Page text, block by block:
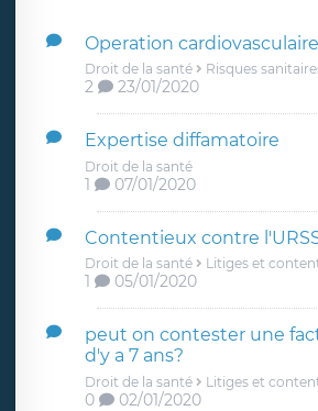
Operation cardiovasculaire
Droit de la santé Risques
2 23/01/2020
Expertise diffamatoire
Droit de la santé
1 07/01/2020
Contentieux contre
Droit de la santé Litiges et
1 05/01/2020
peut on contester une
d'y a 7 ans?
Droit de la santé Litiges et
0 02/01/2020